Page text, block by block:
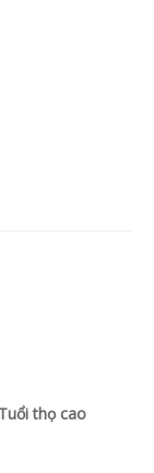
thọ cao